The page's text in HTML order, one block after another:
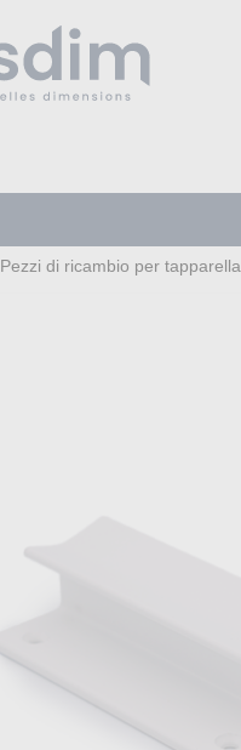
Pezzi di ricambio per tapparella